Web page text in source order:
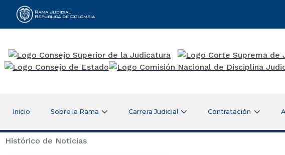
Rama Judicial
Inicio Sobre la Rama Carrera Judicial Contratación
Histórico de Noticias